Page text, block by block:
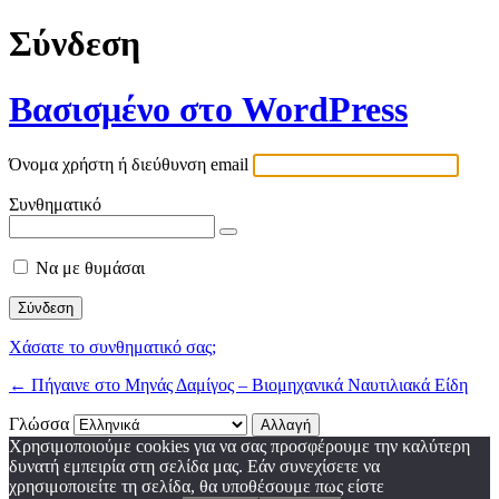
Σύνδεση
Βασισμένο στο WordPress
Όνομα χρήστη ή διεύθυνση email
Συνθηματικό
Να με θυμάσαι
Χάσατε το συνθηματικό σας;
← Πήγαινε στο Μηνάς Δαμίγος – Βιομηχανικά Ναυτιλιακά Είδη
Γλώσσα
Χρησιμοποιούμε cookies για να σας προσφέρουμε την καλύτερη
δυνατή εμπειρία στη σελίδα μας. Εάν συνεχίσετε να
χρησιμοποιείτε τη σελίδα, θα υποθέσουμε πως είστε